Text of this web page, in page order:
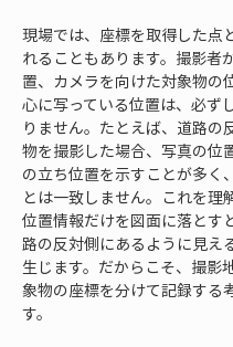
現場では、座標を取得した点
れることもあります。撮影者
置、カメラを向けた対象物の
心に写っている位置は、必ず
りません。たとえば、道路の
物を撮影した場合、写真の位
の立ち位置を示すことが多く
とは一致しません。これを理
位置情報だけを図面に落とす
路の反対側にあるように見え
生じます。だからこそ、撮影
象物の座標を分けて記録する
す。